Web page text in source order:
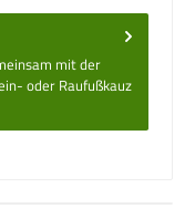
mit der
oder Raufußkauz